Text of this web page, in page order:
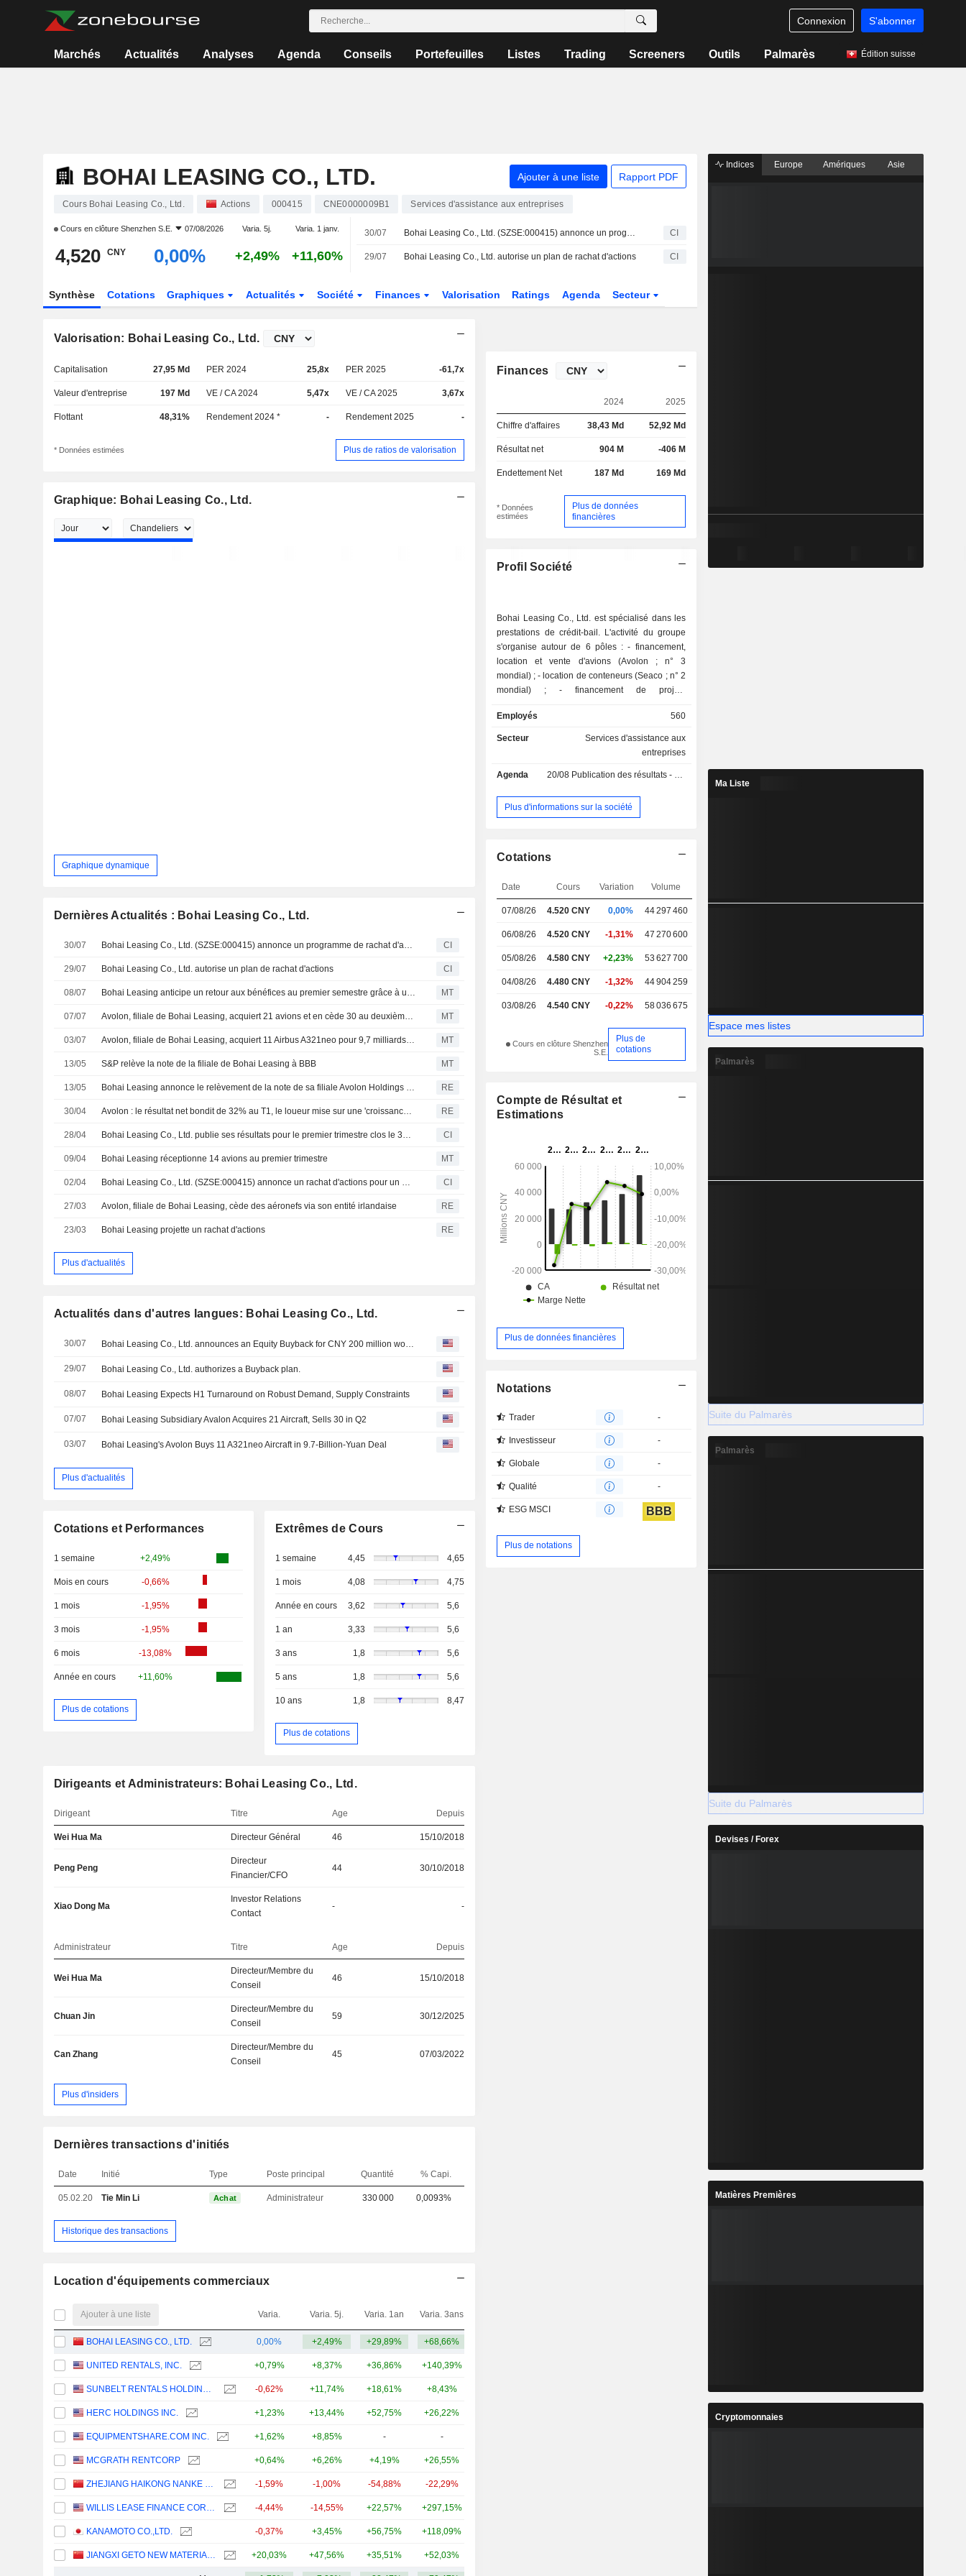
Connexion S'abonner
Marchés Actualités Analyses Agenda Conseils Portefeuilles Listes Trading Screeners Outils Palmarès Édition suisse
BOHAI LEASING CO., LTD. Ajouter à une liste Rapport PDF
Cours Bohai Leasing Co., Ltd. Actions 000415 CNE0000009B1 Services d'assistance aux entreprises
Cours en clôture Shenzhen S.E. 07/08/2026 Varia. 5j. Varia. 1 janv.
4,520 CNY 0,00% +2,49% +11,60%
30/07 Bohai Leasing Co., Ltd. (SZSE:000415) annonce un programme de rachat d'actions de 200 millions de CNY CI
29/07 Bohai Leasing Co., Ltd. autorise un plan de rachat d'actions CI
Synthèse Cotations Graphiques Actualités Société Finances Valorisation Ratings Agenda Secteur
Valorisation: Bohai Leasing Co., Ltd.
Capitalisation 27,95 Md PER 2024 25,8x PER 2025 -61,7x
Valeur d'entreprise 197 Md VE / CA 2024 5,47x VE / CA 2025 3,67x
Flottant 48,31% Rendement 2024 * - Rendement 2025 -
* Données estimées Plus de ratios de valorisation
Graphique: Bohai Leasing Co., Ltd.
Graphique dynamique
Dernières Actualités : Bohai Leasing Co., Ltd.
30/07 Bohai Leasing Co., Ltd. (SZSE:000415) annonce un programme de rachat d'actions de 200 millions de CNY CI
29/07 Bohai Leasing Co., Ltd. autorise un plan de rachat d'actions CI
08/07 Bohai Leasing anticipe un retour aux bénéfices au premier semestre grâce à une demande robuste et des contraintes d'offre MT
07/07 Avolon, filiale de Bohai Leasing, acquiert 21 avions et en cède 30 au deuxième trimestre MT
03/07 Avolon, filiale de Bohai Leasing, acquiert 11 Airbus A321neo pour 9,7 milliards de yuans MT
13/05 S&P relève la note de la filiale de Bohai Leasing à BBB MT
13/05 Bohai Leasing annonce le relèvement de la note de sa filiale Avolon Holdings par S&P Global de 'Bbb-' à 'Bbb', perspective 'stable' RE
30/04 Avolon : le résultat net bondit de 32% au T1, le loueur mise sur une 'croissance durable' RE
28/04 Bohai Leasing Co., Ltd. publie ses résultats pour le premier trimestre clos le 31 mars 2026 CI
09/04 Bohai Leasing réceptionne 14 avions au premier trimestre MT
02/04 Bohai Leasing Co., Ltd. (SZSE:000415) annonce un rachat d'actions pour un montant de 500 millions de CNY. CI
27/03 Avolon, filiale de Bohai Leasing, cède des aéronefs via son entité irlandaise RE
23/03 Bohai Leasing projette un rachat d'actions RE
Plus d'actualités
Actualités dans d'autres langues: Bohai Leasing Co., Ltd.
30/07
29/07 Bohai Leasing Co., Ltd. authorizes a Buyback plan.
08/07 Bohai Leasing Expects H1 Turnaround on Robust Demand, Supply Constraints
07/07 Bohai Leasing Subsidiary Avalon Acquires 21 Aircraft, Sells 30 in Q2
03/07 Bohai Leasing's Avolon Buys 11 A321neo Aircraft in 9.7-Billion-Yuan Deal
Plus d'actualités
Cotations et Performances
1 semaine +2,49%
Mois en cours -0,66%
1 mois -1,95%
3 mois -1,95%
6 mois -13,08%
Année en cours +11,60%
Plus de cotations
Extrêmes de Cours
1 semaine 4,45 4,65
1 mois 4,08 4,75
Année en cours 3,62 5,6
1 an 3,33 5,6
3 ans 1,8 5,6
5 ans 1,8 5,6
10 ans 1,8 8,47
Plus de cotations
Dirigeants et Administrateurs: Bohai Leasing Co., Ltd.
Dirigeant Titre Age Depuis
Wei Hua Ma Directeur Général 46 15/10/2018
Peng Peng
Directeur
Financier/CFO
44 30/10/2018
Xiao Dong Ma
Investor Relations
Contact
- -
Administrateur Titre Age Depuis
Wei Hua Ma
Directeur/Membre du
Conseil
46 15/10/2018
Chuan Jin
Directeur/Membre du
Conseil
59 30/12/2025
Can Zhang
Directeur/Membre du
Conseil
45 07/03/2022
Plus d'insiders
Dernières transactions d'initiés
Date Initié Type Poste principal Quantité % Capi.
05.02.20 Tie Min Li Achat Administrateur 330 000 0,0093%
Historique des transactions
Location d'équipements commerciaux
Ajouter à une liste Varia. Varia. 5j. Varia. 1an Varia. 3ans
BOHAI LEASING CO., LTD. 0,00% +2,49% +29,89% +68,66%
UNITED RENTALS, INC. +0,79% +8,37% +36,86% +140,39%
SUNBELT RENTALS HOLDINGS, INC. -0,62% +11,74% +18,61% +8,43%
HERC HOLDINGS INC. +1,23% +13,44% +52,75% +26,22%
EQUIPMENTSHARE.COM INC. +1,62% +8,85% - -
MCGRATH RENTCORP +0,64% +6,26% +4,19% +26,55%
ZHEJIANG HAIKONG NANKE HUATIE DIGITAL INTELLIGENCE AND TECHNOLOGY CO., LTD. -1,59% -1,00% -54,88% -22,29%
WILLIS LEASE FINANCE CORPORATION -4,44% -14,55% +22,57% +297,15%
KANAMOTO CO.,LTD. -0,37% +3,45% +56,75% +118,09%
JIANGXI GETO NEW MATERIALS CORPORATION LIMITED +20,03% +47,56% +35,51% +52,03%
Finances
2024 2025
Chiffre d'affaires 38,43 Md 52,92 Md
Résultat net 904 M -406 M
Endettement Net 187 Md 169 Md
* Données
estimées
Plus de données
financières
Profil Société
Bohai Leasing Co., Ltd. est spécialisé dans les
prestations de crédit-bail. L'activité du groupe
s'organise autour de 6 pôles : - financement,
location et vente d'avions (Avolon ; n° 3
mondial) ; - location de conteneurs (Seaco ; n° 2
mondial) ; - financement de projets
ferroviaires ; - financement en crédit-bail
d'équipements industriels ; - crédit-bail
prestations de services d'investissement et
Employés 560
Secteur
Services d'assistance aux
entreprises
Agenda 20/08 Publication des résultats - Q2 2026
Plus d'informations sur la société
Cotations
Date Cours Variation Volume
07/08/26 4.520CNY 0,00% 44 297 460
06/08/26 4.520 CNY -1,31% 47 270 600
05/08/26 4.580 CNY +2,23% 53 627 700
04/08/26 4.480 CNY -1,32% 44 904 259
03/08/26 4.540 CNY -0,22% 58 036 675
Cours en clôture Shenzhen
S.E.
Plus de
cotations
Compte de Résultat et
Estimations
Plus de données financières
Notations
Trader -
Investisseur -
Globale -
Qualité -
ESG MSCI BBB
Plus de notations
Indices Europe Amériques Asie
Ma Liste
Espace mes listes
Palmarès
Suite du Palmarès
Palmarès
Suite du Palmarès
Devises / Forex
Matières Premières
Cryptomonnaies